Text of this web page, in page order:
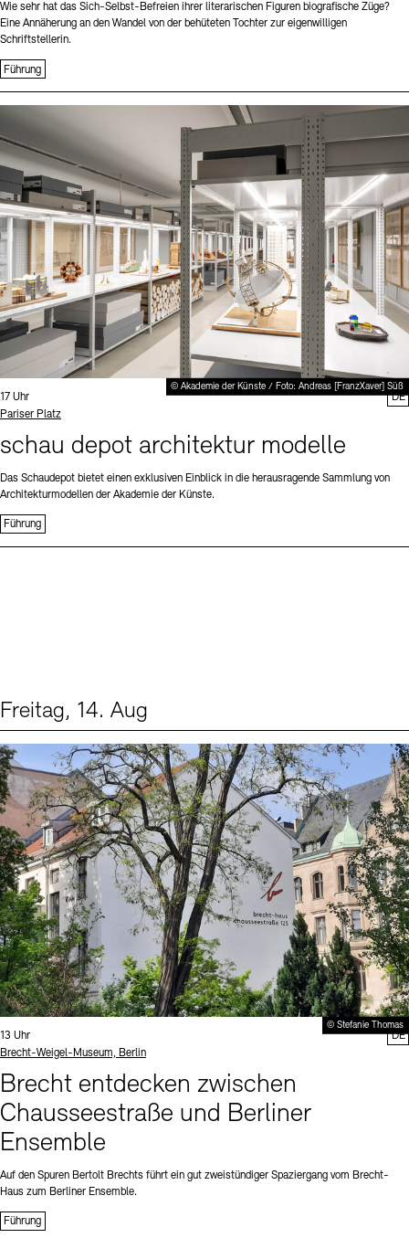
Wie sehr hat das Sich-Selbst-Befreien ihrer literarischen Figuren biografische Züge?
Eine Annäherung an den Wandel von der behüteten Tochter zur eigenwilligen
Schriftstellerin.
Führung
© Akademie der Künste / Foto: Andreas [FranzXaver] Süß
Uhrzeit:
17 Uhr
Standort
Pariser Platz
schau depot architektur modelle
Das Schaudepot bietet einen exklusiven Einblick in die herausragende Sammlung von
Architekturmodellen der Akademie der Künste.
Führung
DE
Freitag, 14. Aug
© Stefanie Thomas
Uhrzeit:
13 Uhr
Standort
Brecht-Weigel-Museum, Berlin
Brecht entdecken zwischen
Chausseestraße und Berliner
Ensemble
Auf den Spuren Bertolt Brechts führt ein gut zweistündiger Spaziergang vom Brecht-
Haus zum Berliner Ensemble.
Führung
DE